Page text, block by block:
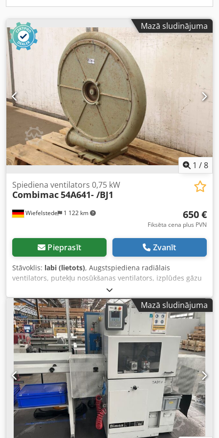
LĪMĒŠANAS BLOKS: Novietots uz kustīgā tilta labās puses
Dubultā malu lentu noliktava Automātiska lentas maiņa
Hot-melt līmēšanas iekārta Griešanas zāģis malu lentes
piegriešanai Augšējais/apakšējais līmējuma grupas bloks
Dubultais līmējuma tīrīšanas un līmes noņemšanas bloks
NUM PROGRAMMĒTĀJS IMATRONIC KONTROLIERIS
IMAWOP PROGRAMMATŪRA Drošības aizsargi, drošības
paklāji, ar kavējumu atveramas durvis u.c. Atbilst CE
drošības standartiem Pilnībā pārbaudīts, gatavs darbam
Mazā sludinājuma
1 /8
Wiefelstede 1 122 km
Spiediena ventilators 0,75 kW
Combimac54A641- /BJ1
650 €
Fiksēta cena plus PVN
Pieprasīt Zvanīt
Stāvoklis: labi (lietots), Augstspiediena radiālais
ventilators, putekļu nosūkšanas ventilators, izplūdes gāzu
nosūkšana, metināšanas dūmu nosūkšana, nosūkšanas
ventilators, ventilators, spiediena ventilators, vakuuma
ventilators, radiālais ventilators, augstspiediena ventilators
-Ražotājs: Combimac, augstspiediena ventilators tips
54A641-/BJ1 -Dzinēja jauda: rotors 0,75 kW -Apgriezienu
skaits: 2840 apgr./min -Gaisa plūsmas apjoms: 2,1 m³/min -
tehniskie dati: skat. foto ar tipa plāksnīti -Ievades
pieslēgums: Ø 120 mm Dwodpsun Du Sefx Agmja -Izejas
pieslēgums: Ø 100 mm -Ventilatora rats: Ø 540 mm -Izmēri:
760/340/H840 mm -Svars: 88 kg
Mazā sludinājuma